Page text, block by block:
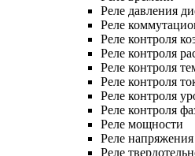
Реле давления
Реле
Реле контроля
Реле контроля
Реле контроля
Реле контроля
Реле контроля
Реле контроля
Реле мощности
Реле напряжения
Реле